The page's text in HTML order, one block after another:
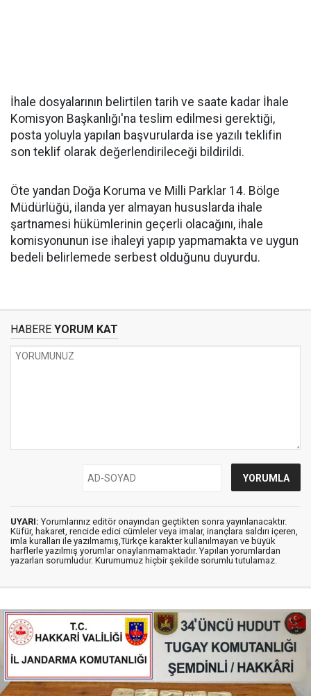
İhale dosyalarının belirtilen tarih ve saate kadar İhale
Komisyon Başkanlığı'na teslim edilmesi gerektiği,
posta yoluyla yapılan başvurularda ise yazılı teklifin
son teklif olarak değerlendirileceği bildirildi.
Öte yandan Doğa Koruma ve Milli Parklar 14. Bölge
Müdürlüğü, ilanda yer almayan hususlarda ihale
şartnamesi hükümlerinin geçerli olacağını, ihale
komisyonunun ise ihaleyi yapıp yapmamakta ve uygun
bedeli belirlemede serbest olduğunu duyurdu.
HABERE YORUM KAT
UYARI: Yorumlarınız editör onayından geçtikten sonra yayınlanacaktır.
Küfür, hakaret, rencide edici cümleler veya imalar, inançlara saldırı içeren,
imla kuralları ile yazılmamış,Türkçe karakter kullanılmayan ve büyük
harflerle yazılmış yorumlar onaylanmamaktadır. Yapılan yorumlardan
yazarları sorumludur. Kurumumuz hiçbir şekilde sorumlu tutulamaz.